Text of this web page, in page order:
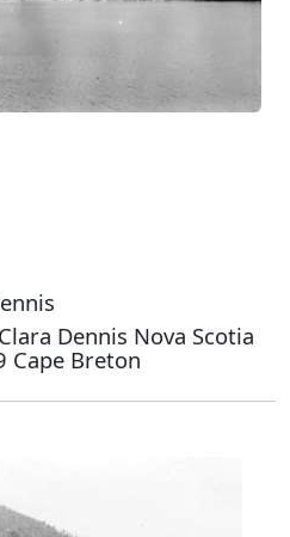
Dennis Nova Scotia
Cape Breton